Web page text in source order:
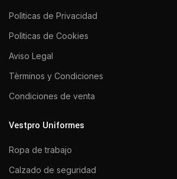
Polìticas de Privacidad
Polìticas de Cookies
Aviso Legal
Tèrminos y Condiciones
Condiciones de venta
Vestpro Uniformes
Ropa de trabajo
Calzado de seguridad